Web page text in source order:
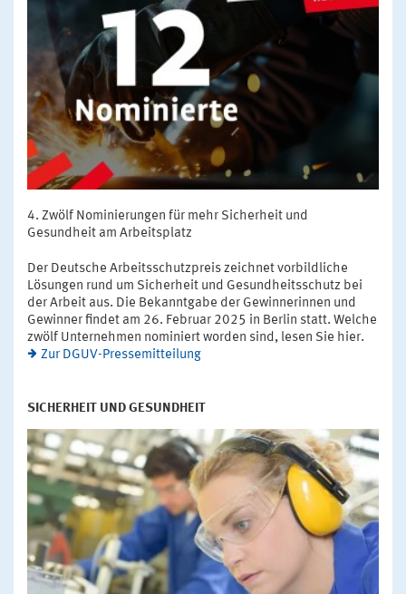
Zwölf Nominierungen für mehr Sicherheit und
Gesundheit am Arbeitsplatz
Der Deutsche Arbeitsschutzpreis zeichnet vorbildliche
Lösungen rund um Sicherheit und Gesundheitsschutz bei
der Arbeit aus. Die Bekanntgabe der Gewinnerinnen und
Gewinner findet am 26. Februar 2025 in Berlin statt. Welche
zwölf Unternehmen nominiert worden sind, lesen Sie hier.
Zur DGUV-Pressemitteilung
SICHERHEIT UND GESUNDHEIT